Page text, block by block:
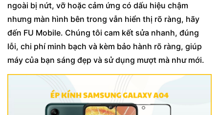
ngoài bị nứt, vỡ hoặc cảm ứng có dấu hiệu chậm
nhưng màn hình bên trong vẫn hiển thị rõ ràng, hãy
đến FU Mobile. Chúng tôi cam kết sửa nhanh, đúng
lỗi, chi phí minh bạch và kèm bảo hành rõ ràng, giúp
máy của bạn sáng đẹp và sử dụng mượt mà như mới.